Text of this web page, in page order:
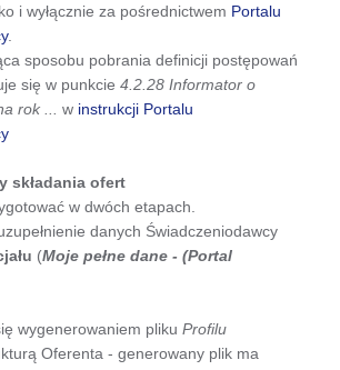
i wyłącznie za pośrednictwem Portalu
.
sposobu pobrania definicji postępowań
się w punkcie 4.2.28 Informator o
rok ...
w instrukcji Portalu
składania ofert
w dwóch etapach.
danych Świadczeniodawcy
(Moje pełne dane - (Portal
wygenerowaniem pliku Profilu
Oferenta - generowany plik ma